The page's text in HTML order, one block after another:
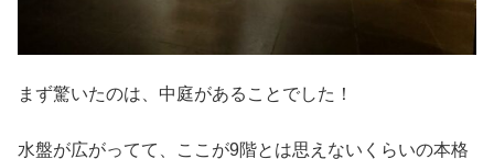
まず驚いたのは、中庭があることでした！
水盤が広がってて、ここが9階とは思えないくらいの本格